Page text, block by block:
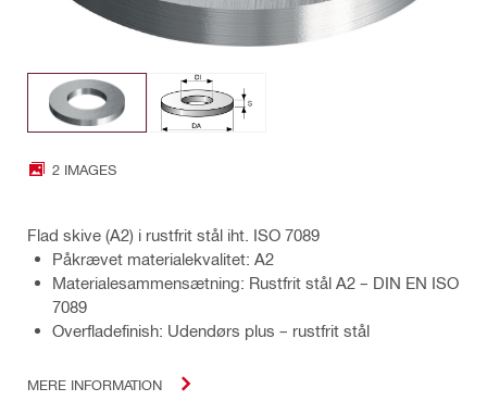
2 IMAGES
Flad skive (A2) i rustfrit stål iht. ISO 7089
Påkrævet materialekvalitet: A2
Materialesammensætning: Rustfrit stål A2 – DIN EN ISO
7089
Overfladefinish: Udendørs plus – rustfrit stål
MERE INFORMATION